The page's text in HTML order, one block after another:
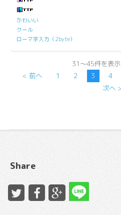
かわいい
クール
ローマ字入力（2byte）
31～45件を表
< 前へ
1 2 3 4
次へ >
Share